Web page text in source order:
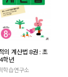
의 계산법 8권 : 초
학년
학습연구소